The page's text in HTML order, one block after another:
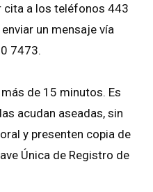
cita a los teléfonos 443
un mensaje vía
7473.
de 15 minutos. Es
acudan aseadas, sin
y presenten copia de
Única de Registro de